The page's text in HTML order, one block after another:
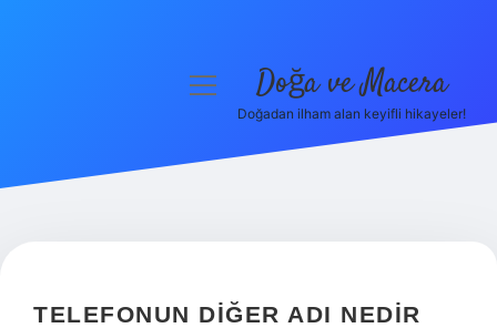
Hakkımızda
menüyü Doğa ve Macera
Doğadan ilham alan keyifli hikayeler!
TELEFONUN DIĞER ADI NEDIR